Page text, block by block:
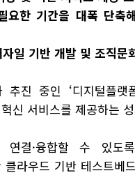
요한 기간을 대폭 단
일 기반 개발 및 조직문
진 중인 ‘디지털플랫
신 서비스를 제공하는
결·융합할 수 있도
라우드 기반 테스트베